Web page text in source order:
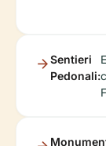
Sentieri
Pedonali: